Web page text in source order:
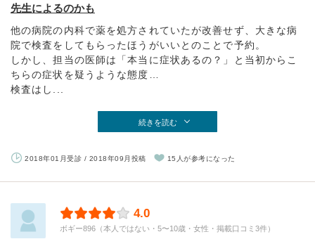
先生によるのかも
他の病院の内科で薬を処方されていたが改善せず、大きな病
院で検査をしてもらったほうがいいとのことで予約。
しかし、担当の医師は「本当に症状あるの？」と当初からこ
ちらの症状を疑うような態度…
検査はし...
続きを読む
2018年01月受診 / 2018年09月投稿 15人が参考になった
4.0
ボギー896（本人ではない・5〜10歳・女性・掲載口コミ3件）